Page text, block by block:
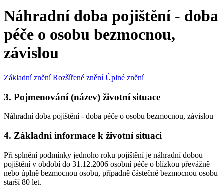
Náhradní doba pojištění - doba
péče o osobu bezmocnou,
závislou
Základní znění Rozšířené znění Úplné znění
3. Pojmenování (název) životní situace
Náhradní doba pojištění - doba péče o osobu bezmocnou, závislou
4. Základní informace k životní situaci
Při splnění podmínky jednoho roku pojištění je náhradní dobou
pojištění v období do 31.12.2006 osobní péče o blízkou převážně
nebo úplně bezmocnou osobu, případně částečně bezmocnou osobu
starší 80 let.